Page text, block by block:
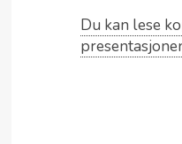
Du kan lese